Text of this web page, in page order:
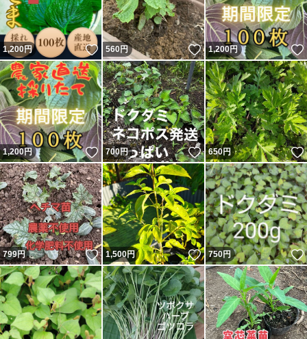
1,200円 いいね！
560円 いいね！
1,200円
1,200円 いいね！
700円 いいね！
650円
799円 いいね！
1,500円 いいね！
750円